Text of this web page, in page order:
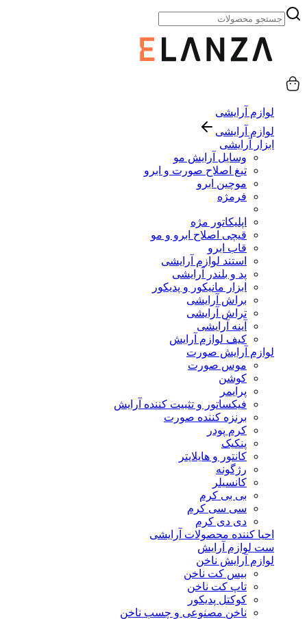
لوازم آرایشی
لوازم آرایشی
ابزار آرایشی
وسایل آرایش مو
تیغ اصلاح صورت و ابرو
موچین ابرو
فرمژه
اپلیکاتور مژه
قیچی اصلاح ابرو و مو
قاب ابرو
استند لوازم آرایشی
پد و بلندر آرایشی
ابزار مانیکور و پدیکور
براش آرایشی
تراش آرایشی
آینه آرایشی
کیف لوازم آرایش
لوازم آرایش صورت
موس صورت
کوشن
پرایمر
فیکساتور و تثبیت کننده آرایش
برنزه کننده صورت
کرم پودر
پنکیک
کانتور و هایلایتر
رژگونه
کانسیلر
بی بی کرم
سی سی کرم
دی دی کرم
احیا کننده محصولات آرایشی
ست لوازم آرایش
لوازم آرایش ناخن
بیس کت ناخن
تاپ کت ناخن
کوکتل پدیکور
ناخن مصنوعی و چسب ناخن